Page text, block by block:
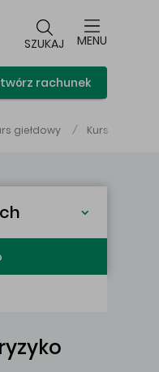
SZUKAJ MENU
rachunek
giełdowy Kurs o